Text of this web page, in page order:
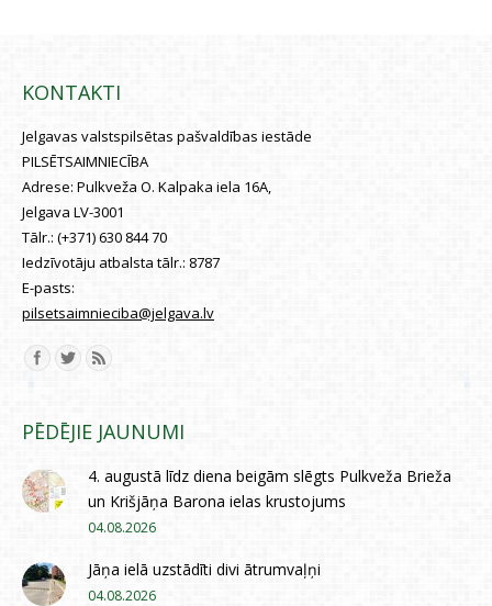
KONTAKTI
Jelgavas valstspilsētas pašvaldības iestāde
PILSĒTSAIMNIECĪBA
Adrese: Pulkveža O. Kalpaka iela 16A,
Jelgava LV-3001
Tālr.: (+371) 630 844 70
Iedzīvotāju atbalsta tālr.: 8787
E-pasts:
pilsetsaimnieciba@jelgava.lv
Find us on:
PĒDĒJIE JAUNUMI
4. augustā līdz diena beigām slēgts Pulkveža Brieža
un Krišjāņa Barona ielas krustojums
04.08.2026
Jāņa ielā uzstādīti divi ātrumvaļņi
04.08.2026